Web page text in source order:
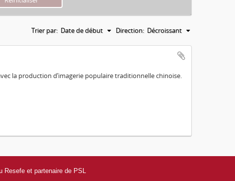
Trier par: Date de début Direction: Décroissant
la production d’imagerie populaire traditionnelle chinoise.
Resefe et partenaire de PSL